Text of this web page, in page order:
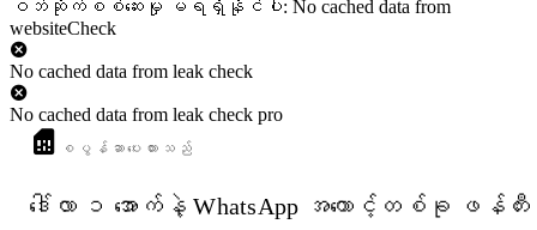
ဝဘ်ဆိုက်စစ်ဆေးမှု မရရှိနိုင်ပါ: No cached data from
websiteCheck
No cached data from leak check
No cached data from leak check pro
စပွန်ဆာပေးထားသည်
ဒေါ်လာ ၁ အောက်နဲ့ WhatsApp အကောင့်တစ်ခု ဖန်တီး